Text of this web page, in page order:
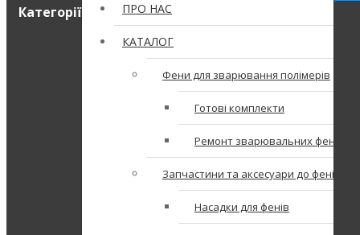
Категорії ПРО НАС
КАТАЛОГ
Фени для зварювання полімерів
Готові комплекти
Ремонт зварювальних фенів
Запчастини та аксесуари до фенів
Насадки для фенів